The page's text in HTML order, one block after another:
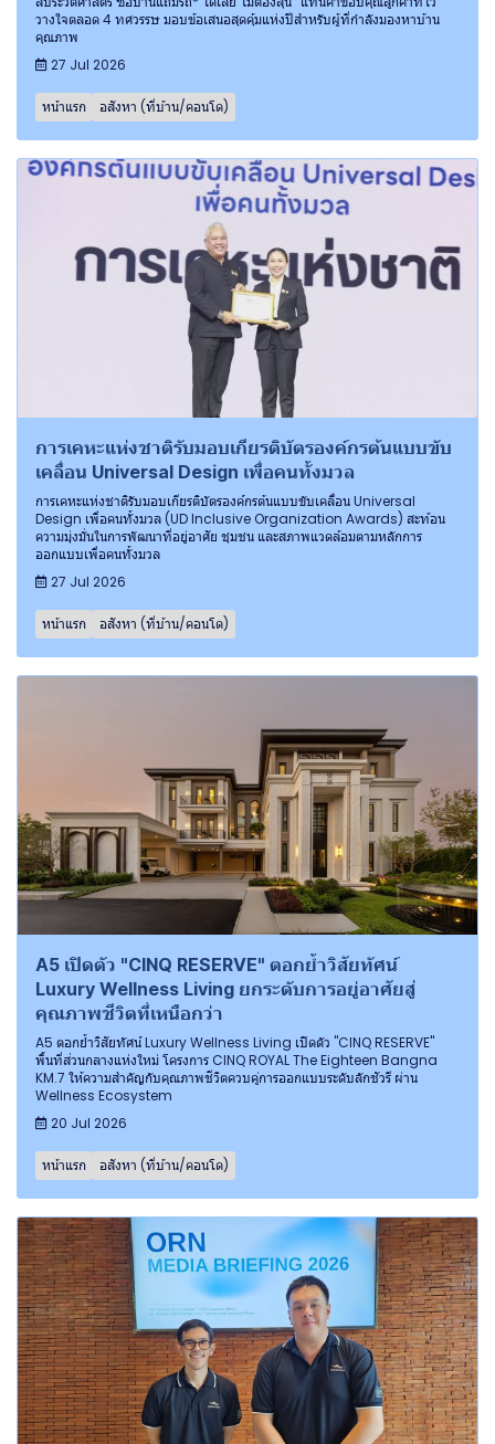
วางใจตลอด 4 ทศวรรษ มอบข้อเสนอสุดคุ้มแห่งปีสำหรับผู้ที่กำลังมองหาบ้าน
คุณภาพ
27 Jul 2026
หน้าแรก อสังหา (ที่บ้าน/คอนโด)
การเคหะแห่งชาติรับมอบเกียรติบัตรองค์กรต้นแบบขับ
เคลื่อน Universal Design เพื่อคนทั้งมวล
การเคหะแห่งชาติรับมอบเกียรติบัตรองค์กรต้นแบบขับเคลื่อน Universal
Design เพื่อคนทั้งมวล (UD Inclusive Organization Awards) สะท้อน
ความมุ่งมั่นในการพัฒนาที่อยู่อาศัย ชุมชน และสภาพแวดล้อมตามหลักการ
ออกแบบเพื่อคนทั้งมวล
27 Jul 2026
หน้าแรก อสังหา (ที่บ้าน/คอนโด)
A5 เปิดตัว "CINQ RESERVE" ตอกย้ำวิสัยทัศน์
Luxury Wellness Living ยกระดับการอยู่อาศัยสู่
คุณภาพชีวิตที่เหนือกว่า
A5 ตอกย้ำวิสัยทัศน์ Luxury Wellness Living เปิดตัว "CINQ RESERVE"
พื้นที่ส่วนกลางแห่งใหม่ โครงการ CINQ ROYAL The Eighteen Bangna
KM.7 ให้ความสำคัญกับคุณภาพชีวิตควบคู่การออกแบบระดับลักชัวรี ผ่าน
Wellness Ecosystem
20 Jul 2026
หน้าแรก อสังหา (ที่บ้าน/คอนโด)